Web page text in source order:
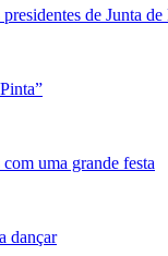
de Junta
uma grande festa
dançar